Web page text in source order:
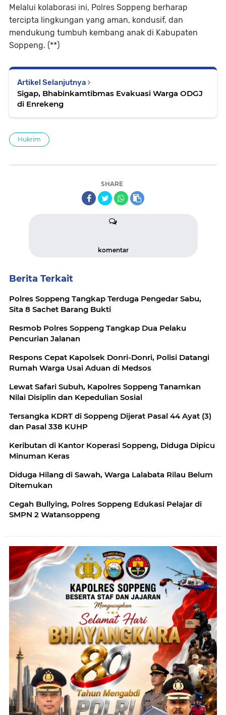
Melalui kolaborasi ini, Polres Soppeng berharap
tercipta lingkungan yang aman, kondusif, dan
mendukung tumbuh kembang anak di Kabupaten
Soppeng. (**)
Artikel Selanjutnya
Sigap, Bhabinkamtibmas Evakuasi Warga ODGJ
di Enrekeng
Hukrim
SHARE
komentar
Berita Terkait
Polres Soppeng Tangkap Terduga Pengedar Sabu,
Sita 8 Sachet Barang Bukti
Resmob Polres Soppeng Tangkap Dua Pelaku
Pencurian Jalanan
Respons Cepat Kapolsek Donri-Donri, Polisi Datangi
Rumah Warga Usai Aduan di Medsos
Lewat Safari Subuh, Kapolres Soppeng Tanamkan
Nilai Disiplin dan Kepedulian Sosial
Tersangka KDRT di Soppeng Dijerat Pasal 44 Ayat (3)
dan Pasal 338 KUHP
Keributan di Kantor Koperasi Soppeng, Diduga Dipicu
Minuman Keras
Diduga Hilang di Sawah, Warga Lalabata Rilau Belum
Ditemukan
Cegah Bullying, Polres Soppeng Edukasi Pelajar di
SMPN 2 Watansoppeng